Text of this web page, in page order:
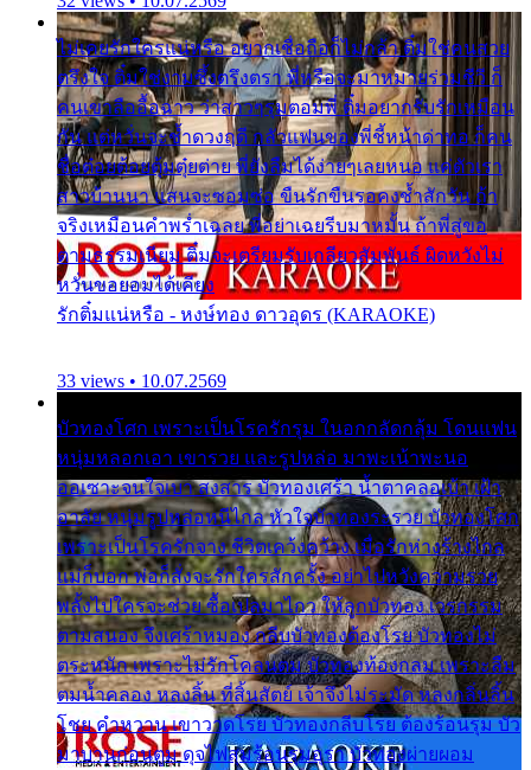
ไม่เคยรักใครแน่หรือ อยากเชื่อถือก็ไม่กล้า ติ๋มใช่คนสวย
ตรึงใจ ติ๋มใช่งามซึ้งตรึงตรา พี่หรือจะมาหมายร่วมชีวี ก็
คนเขาลืออื้อฉาว ว่าสาวๆรุมตอมพี่ ติ๋มอยากรับรักเหมือน
กัน แต่หวั่นจะช้ำดวงฤดี กลัวแฟนของพี่ชี้หน้าด่าทอ ก็คน
ชื่อต๋อยต้อยตุ้มตุ๋ยต่าย พี่ยังลืมได้ง่ายๆเลยหนอ แค่ตัวเรา
สาวบ้านนา แสนจะซอมซ่อ ขืนรักขืนรอคงช้ำสักวัน ถ้า
จริงเหมือนคำพร่ำเฉลย พี่อย่าเฉยรีบมาหมั้น ถ้าพี่สู่ขอ
ตามธรรมเนียม ติ๋มจะเตรียมรับเกลียวสัมพันธ์ ผิดหวังไม่
หวั่นขอยอมได้เคียง
รักติ๋มแน่หรือ - หงษ์ทอง ดาวอุดร (KARAOKE)
33 views • 10.07.2569
บัวทองโศก เพราะเป็นโรครักรุม ในอกกลัดกลุ้ม โดนแฟน
หนุ่มหลอกเอา เขารวย และรูปหล่อ มาพะเน้าพะนอ
ออเซาะจนใจเบา สงสาร บัวทองเศร้า น้ำตาคลอเบ้า เฝ้า
อาลัย หนุ่มรูปหล่อหนีไกล หัวใจบัวทองระรวย บัวทองโศก
เพราะเป็นโรครักจาง ชีวิตเคว้งคว้าง เมื่อรักห่างร้างไกล
แม่ก็บอก พ่อก็สั่งจะรักใครสักครั้ง อย่าไปหวังความรวย
พลั้งไปใครจะช่วย ซื้อเปลมาไกว ให้ลูกบัวทอง เวรกรรม
ตามสนอง จึงเศร้าหมอง กลีบบัวทองต้องโรย บัวทองไม่
ตระหนัก เพราะไม่รักโคลนตม บัวทองท้องกลม เพราะลืม
ตมน้ำคลอง หลงลิ้น ที่สิ้นสัตย์ เจ้าจึงไม่ระมัด หลงกลิ่นลิ้น
โชย คำหวาน เขาวาดโรย บัวทองกลีบโรย ต้องร้อนรุม บัว
มาบานก่อนตูม ดุจไฟสุมร้อนรุมอุรา บัวทองผ่ายผอม